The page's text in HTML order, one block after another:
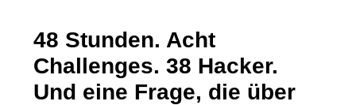
48 Stunden. Acht
Challenges. 38 Hacker.
Und eine Frage, die über